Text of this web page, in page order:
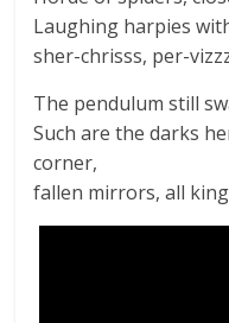
Laughing harpies
sher-chrisss, per-
The pendulum still
Such are the darks
corner,
fallen mirrors, all